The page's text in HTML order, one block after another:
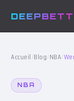
Accueil /Blog/NBA/
NBA